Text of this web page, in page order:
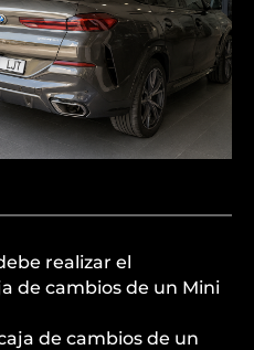
realizar el
de cambios de un Mini
de cambios de un